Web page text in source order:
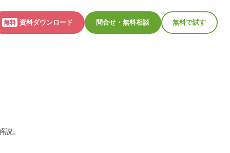
無料 資料ダウンロード 問合せ・無料相談 無料で試す
。